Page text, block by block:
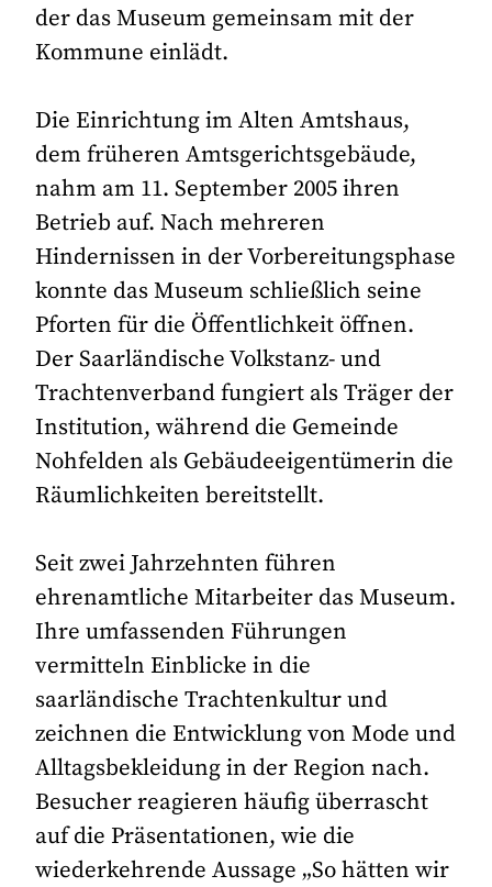
der das Museum gemeinsam mit der
Kommune einlädt.
Die Einrichtung im Alten Amtshaus,
dem früheren Amtsgerichtsgebäude,
nahm am 11. September 2005 ihren
Betrieb auf. Nach mehreren
Hindernissen in der Vorbereitungsphase
konnte das Museum schließlich seine
Pforten für die Öffentlichkeit öffnen.
Der Saarländische Volkstanz- und
Trachtenverband fungiert als Träger der
Institution, während die Gemeinde
Nohfelden als Gebäudeeigentümerin die
Räumlichkeiten bereitstellt.
Seit zwei Jahrzehnten führen
ehrenamtliche Mitarbeiter das Museum.
Ihre umfassenden Führungen
vermitteln Einblicke in die
saarländische Trachtenkultur und
zeichnen die Entwicklung von Mode und
Alltagsbekleidung in der Region nach.
Besucher reagieren häufig überrascht
auf die Präsentationen, wie die
wiederkehrende Aussage „So hätten wir